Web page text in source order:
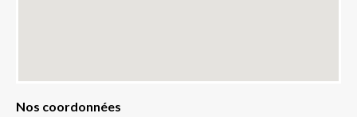
Nos coordonnées